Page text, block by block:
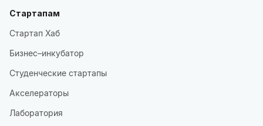
Стартапам
Стартап Хаб
Бизнес–инкубатор
Студенческие стартапы
Акселераторы
Лаборатория